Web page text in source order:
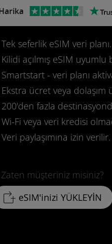
Tek seferlik eSIM veri planı.
Kilidi açılmış eSIM
Smartstart - veri planı
Ekstra ücret veya
200'den fazla
Wi-Fi veya veri kredisi
Veri paylaşımına izin verilir.
Zaten müşteriniz misiniz?
eSIM'inizi YÜKLEYİN